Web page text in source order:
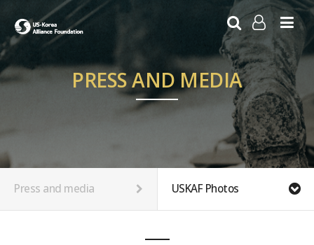
LOG IN
SIGN UP
PRESS AND MEDIA
Press and media USKAF Photos